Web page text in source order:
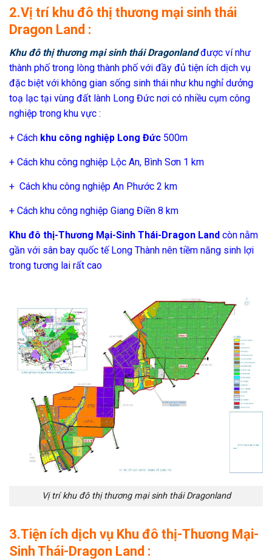
2.Vị trí khu đô thị thương mại sinh thái
Dragon Land :
Khu đô thị thương mại sinh thái Dragonlandđược ví như
thành phố trong lòng thành phố với đầy đủ tiện ích dịch vụ
đặc biệt với không gian sống sinh thái như khu nghỉ dưởng
toạ lạc tại vùng đất lành Long Đức nơi có nhiều cụm công
nghiệp trong khu vực :
+ Cách khu công nghiệp Long Đức 500m
+ Cách khu công nghiệp Lộc An, Bình Sơn 1 km
+ Cách khu công nghiệp An Phước 2 km
+ Cách khu công nghiệp Giang Điền 8 km
Khu đô thị-Thương Mại-Sinh Thái-Dragon Land còn nằm
gần với sân bay quốc tế Long Thành nên tiềm năng sinh lợi
trong tương lai rất cao
Vị trí khu đô thị thương mại sinh thái Dragonland
3.Tiện ích dịch vụ Khu đô thị-Thương Mại-
Sinh Thái-Dragon Land :